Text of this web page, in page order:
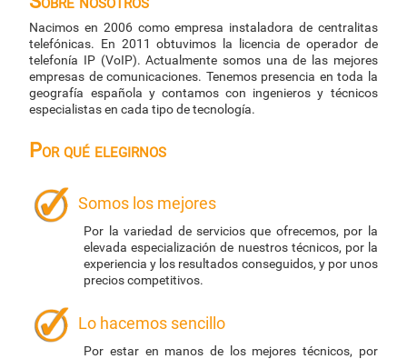
Nacimos en 2006 como empresa instaladora de centralitas
telefónicas. En 2011 obtuvimos la licencia de operador de
telefonía IP (VoIP). Actualmente somos una de las mejores
empresas de comunicaciones. Tenemos presencia en toda la
geografía española y contamos con ingenieros y técnicos
especialistas en cada tipo de tecnología.
Por qué elegirnos
Somos los mejores
Por la variedad de servicios que ofrecemos, por la
elevada especialización de nuestros técnicos, por la
experiencia y los resultados conseguidos, y por unos
precios competitivos.
Lo hacemos sencillo
Por estar en manos de los mejores técnicos, por